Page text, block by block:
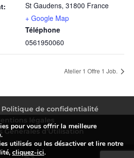
St Gaudens, 31800 France
+ Google Map
Téléphone
0561950060
Atelier 1 Offre 1 Job.
Politique de confidentialité
légales
d’Utilisation
pour vous offrir la meilleure
utilisés ou les désactiver et lire notre
cliquez-ici.